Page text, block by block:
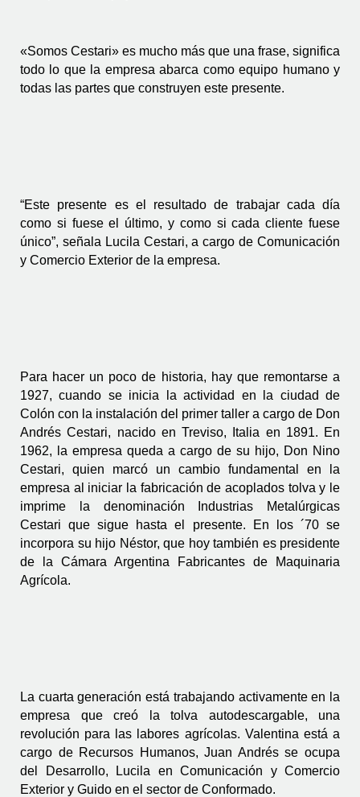
«Somos Cestari» es mucho más que una frase, significa
todo lo que la empresa abarca como equipo humano y
todas las partes que construyen este presente.
“Este presente es el resultado de trabajar cada día
como si fuese el último, y como si cada cliente fuese
único”, señala Lucila Cestari, a cargo de Comunicación
y Comercio Exterior de la empresa.
Para hacer un poco de historia, hay que remontarse a
1927, cuando se inicia la actividad en la ciudad de
Colón con la instalación del primer taller a cargo de Don
Andrés Cestari, nacido en Treviso, Italia en 1891. En
1962, la empresa queda a cargo de su hijo, Don Nino
Cestari, quien marcó un cambio fundamental en la
empresa al iniciar la fabricación de acoplados tolva y le
imprime la denominación Industrias Metalúrgicas
Cestari que sigue hasta el presente. En los ´70 se
incorpora su hijo Néstor, que hoy también es presidente
de la Cámara Argentina Fabricantes de Maquinaria
Agrícola.
La cuarta generación está trabajando activamente en la
empresa que creó la tolva autodescargable, una
revolución para las labores agrícolas. Valentina está a
cargo de Recursos Humanos, Juan Andrés se ocupa
del Desarrollo, Lucila en Comunicación y Comercio
Exterior y Guido en el sector de Conformado.